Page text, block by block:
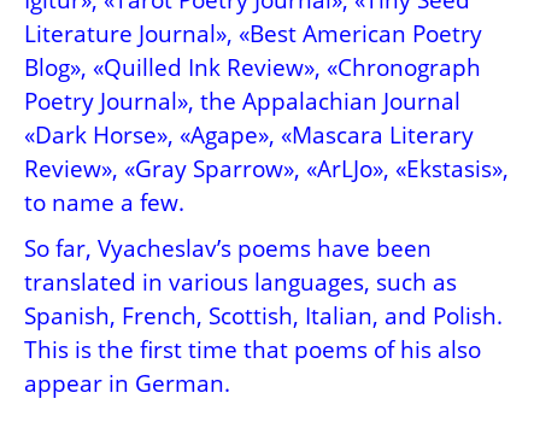
Literature Journal», «Best American Poetry
Blog», «Quilled Ink Review», «Chronograph
Poetry Journal», the Appalachian Journal
«Dark Horse», «Agape», «Mascara Literary
Review», «Gray Sparrow», «ArLJo», «Ekstasis»,
to name a few.
So far, Vyacheslav’s poems have been
translated in various languages, such as
Spanish, French, Scottish, Italian, and Polish.
This is the first time that poems of his also
appear in German.